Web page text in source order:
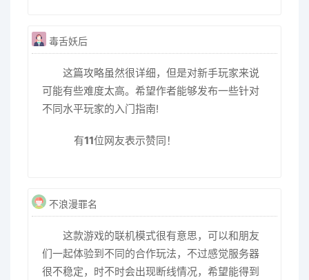
毒舌妖后
这篇攻略虽然很详细，但是对新手玩家来说
可能有些难度太高。希望作者能够发布一些针对
不同水平玩家的入门指南!
有11位网友表示赞同！
不浪漫罪名
这款游戏的联机模式很有意思，可以和朋友
们一起体验到不同的合作玩法，不过感觉服务器
很不稳定，时不时会出现断线情况，希望能得到